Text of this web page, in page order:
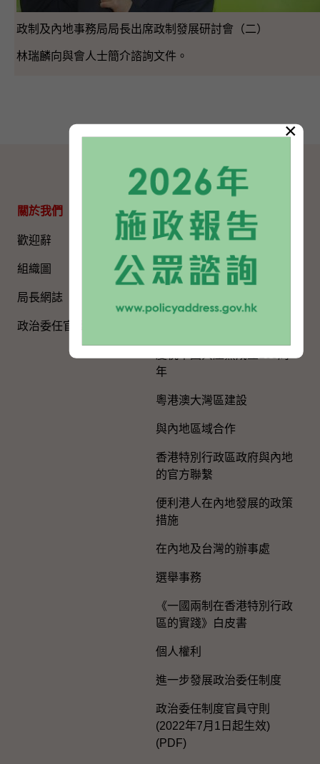
政制及內地事務局局長出席政制發展研討會（二）
林瑞麟向與會人士簡介諮詢文件。
網站地圖
關於我們
歡迎辭
組織圖​
局長網誌
政治委任官員的申報
專題資料
國家五年規劃
國家憲法日
年
粵港澳大灣區建設
與內地區域合作
香港特別行政區政府與內地
的官方聯繫
便利港人在內地發展的政策
措施
在內地及台灣的辦事處
選舉事務
《一國兩制在香港特別行政
區的實踐》白皮書
個人權利
進一步發展政治委任制度
政治委任制度官員守則
(2022年7月1日起生效)
(PDF)
×